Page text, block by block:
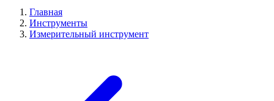
Главная
Инструменты
Измерительный инструмент